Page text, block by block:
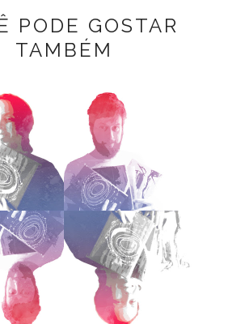
PODE GOSTAR
TAMBÉM